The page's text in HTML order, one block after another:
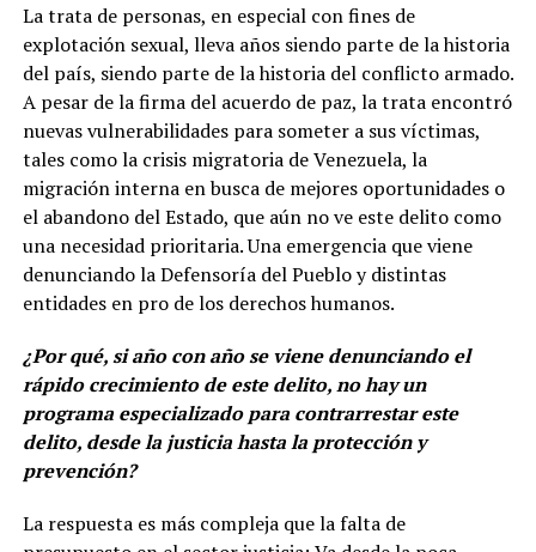
La trata de personas, en especial con fines de
explotación sexual, lleva años siendo parte de la historia
del país, siendo parte de la historia del conflicto armado.
A pesar de la firma del acuerdo de paz, la trata encontró
nuevas vulnerabilidades para someter a sus víctimas,
tales como la crisis migratoria de Venezuela, la
migración interna en busca de mejores oportunidades o
el abandono del Estado, que aún no ve este delito como
una necesidad prioritaria. Una emergencia que viene
denunciando la Defensoría del Pueblo y distintas
entidades en pro de los derechos humanos.
¿Por qué, si año con año se viene denunciando el
rápido crecimiento de este delito, no hay un
programa especializado para contrarrestar este
delito, desde la justicia hasta la protección y
prevención?
La respuesta es más compleja que la falta de